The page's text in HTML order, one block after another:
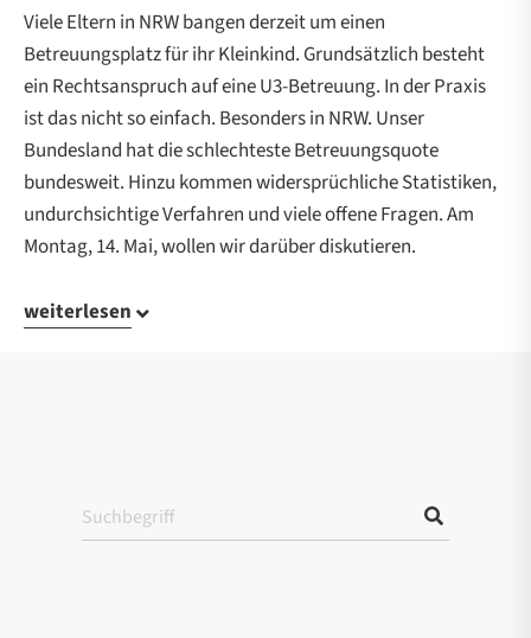
Viele Eltern in NRW bangen derzeit um einen
Betreuungsplatz für ihr Kleinkind. Grundsätzlich besteht
ein Rechtsanspruch auf eine U3-Betreuung. In der Praxis
ist das nicht so einfach. Besonders in NRW. Unser
Bundesland hat die schlechteste Betreuungsquote
bundesweit. Hinzu kommen widersprüchliche Statistiken,
undurchsichtige Verfahren und viele offene Fragen. Am
Montag, 14. Mai, wollen wir darüber diskutieren.
weiterlesen